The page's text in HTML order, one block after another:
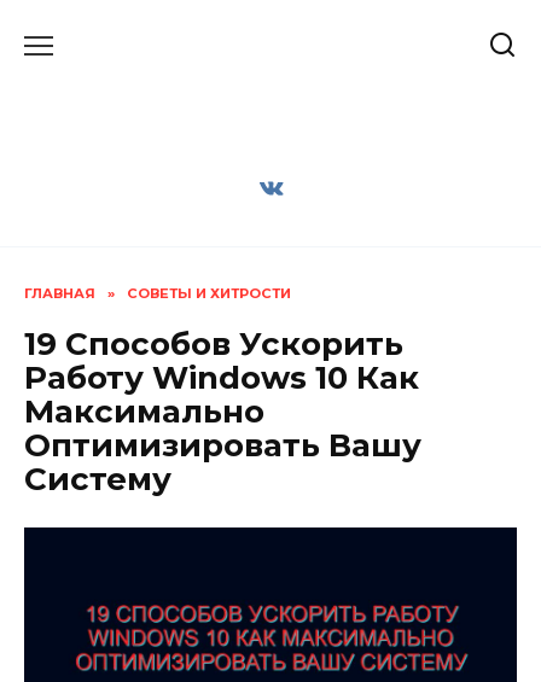
ГЛАВНАЯ » СОВЕТЫ И ХИТРОСТИ
19 Способов Ускорить
Работу Windows 10 Как
Максимально
Оптимизировать Вашу
Систему